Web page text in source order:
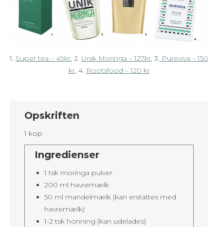
1. Super tea – 49kr, 2. Unik Moringa – 127kr, 3. Pureviva – 150
kr, 4. Rootsfood – 120 kr
Opskriften
1 kop
Ingredienser
1 tsk moringa pulver
200 ml havremælk
50 ml mandelmælk (kan erstattes med
havremælk)
1-2 tsk honning (kan udelades)